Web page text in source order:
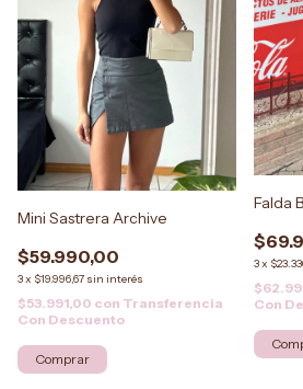
Mini Sastrera Archive
$59.990,00
3x $19.996,67 sin interés
$53.991,00 con Transferencia
Con Descuento
Comprar
Falda
3x
Con